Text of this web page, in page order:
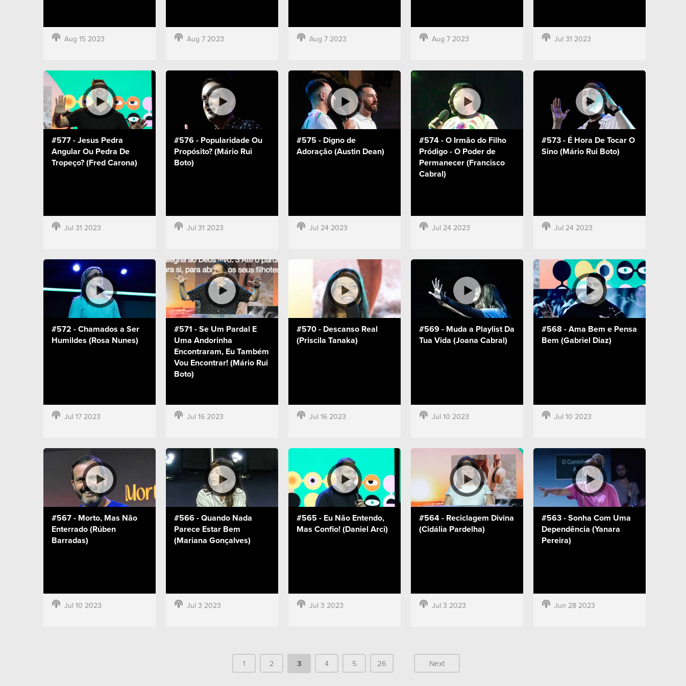
Aug 15 2023 Aug 7 2023 Aug 7 2023 Aug 7 2023 Jul 31 2023
#577 - Jesus Pedra
Angular Ou Pedra De
Tropeço? (Fred Carona)
Jul 31 2023
#576 - Popularidade Ou
Propósito? (Mário Rui
Boto)
Jul 31 2023
#575 - Digno de
Adoração (Austin Dean)
Jul 24 2023
#574 - O Irmão do Filho
Pródigo - O Poder de
Permanecer (Francisco
Cabral)
Jul 24 2023
#573 - É Hora De Tocar O
Sino (Mário Rui Boto)
Jul 24 2023
#572 - Chamados a Ser
Humildes (Rosa Nunes)
Jul 17 2023
#571 - Se Um Pardal E
Uma Andorinha
Encontraram, Eu Também
Vou Encontrar! (Mário Rui
Boto)
Jul 16 2023
#570 - Descanso Real
(Priscila Tanaka)
Jul 16 2023
#569 - Muda a Playlist Da
Tua Vida (Joana Cabral)
Jul 10 2023
#568 - Ama Bem e Pensa
Bem (Gabriel Diaz)
Jul 10 2023
#567 - Morto, Mas Não
Enterrado (Rúben
Barradas)
Jul 10 2023
#566 - Quando Nada
Parece Estar Bem
(Mariana Gonçalves)
Jul 3 2023
#565 - Eu Não Entendo,
Mas Confio! (Daniel Arci)
Jul 3 2023
#564 - Reciclagem Divina
(Cidália Pardelha)
Jul 3 2023
#563 - Sonha Com Uma
Dependência (Yanara
Pereira)
Jun 28 2023
1 2 3 4 5 26 Next